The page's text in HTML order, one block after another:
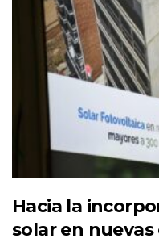
Hacia la
solar en